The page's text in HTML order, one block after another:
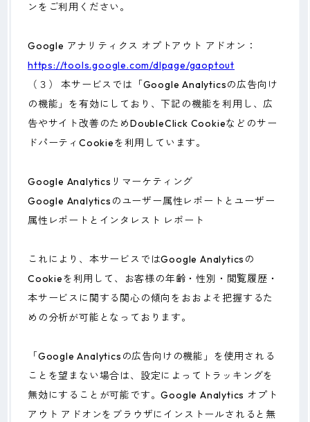
ンをご利用ください。
Google アナリティクス オプトアウト アドオン：
https://tools.google.com/dlpage/gaoptout
（３） 本サービスでは「Google Analyticsの広告向け
の機能」を有効にしており、下記の機能を利用し、広
告やサイト改善のためDoubleClick Cookieなどのサー
ドパーティCookieを利用しています。
Google Analyticsリマーケティング
Google Analyticsのユーザー属性レポートとユーザー
属性レポートとインタレスト レポート
これにより、本サービスではGoogle Analyticsの
Cookieを利用して、お客様の年齢・性別・閲覧履歴・
本サービスに関する関心の傾向をおおよそ把握するた
めの分析が可能となっております。
「Google Analyticsの広告向けの機能」を使用される
ことを望まない場合は、設定によってトラッキングを
無効にすることが可能です。Google Analytics オプト
アウト アドオンをブラウザにインストールされると無